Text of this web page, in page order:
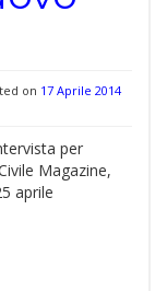
on 17 Aprile 2014
per
Magazine,
aprile